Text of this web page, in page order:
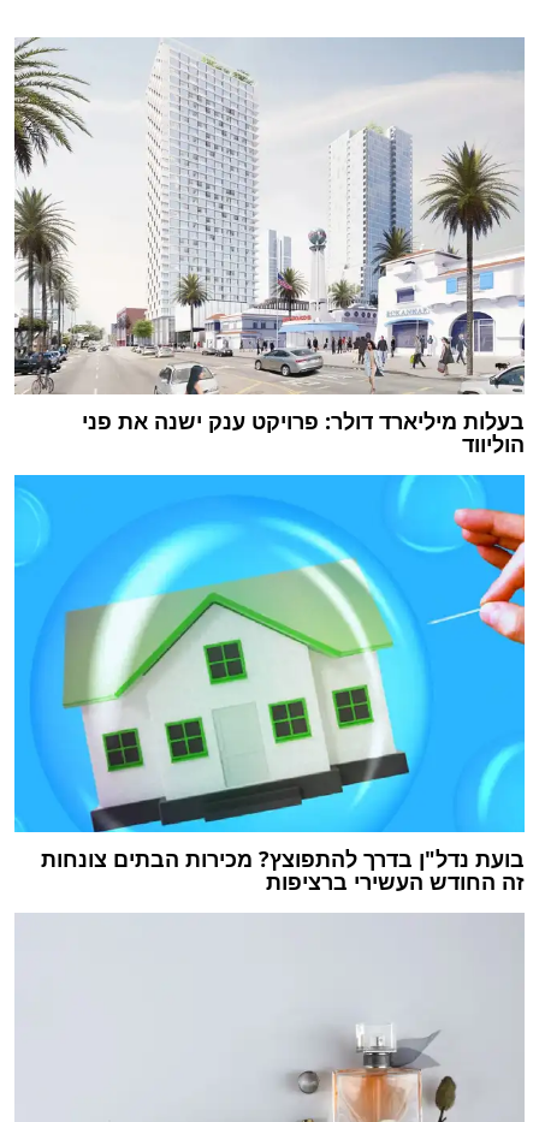
בעלות מיליארד דולר: פרויקט ענק ישנה את פני
הוליווד
בועת נדל"ן בדרך להתפוצץ? ‏מכירות הבתים צונחות
זה החודש העשירי ברציפות